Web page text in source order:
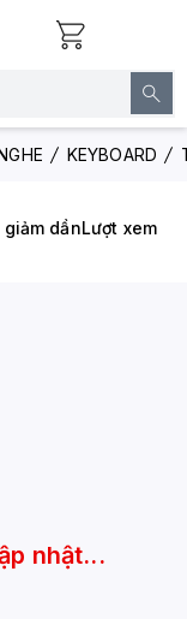
KEYBOARD
giảm dầnLượt xem
nhật...